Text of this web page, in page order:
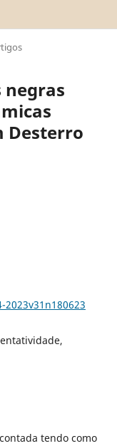
negras
Desterro
tendo como